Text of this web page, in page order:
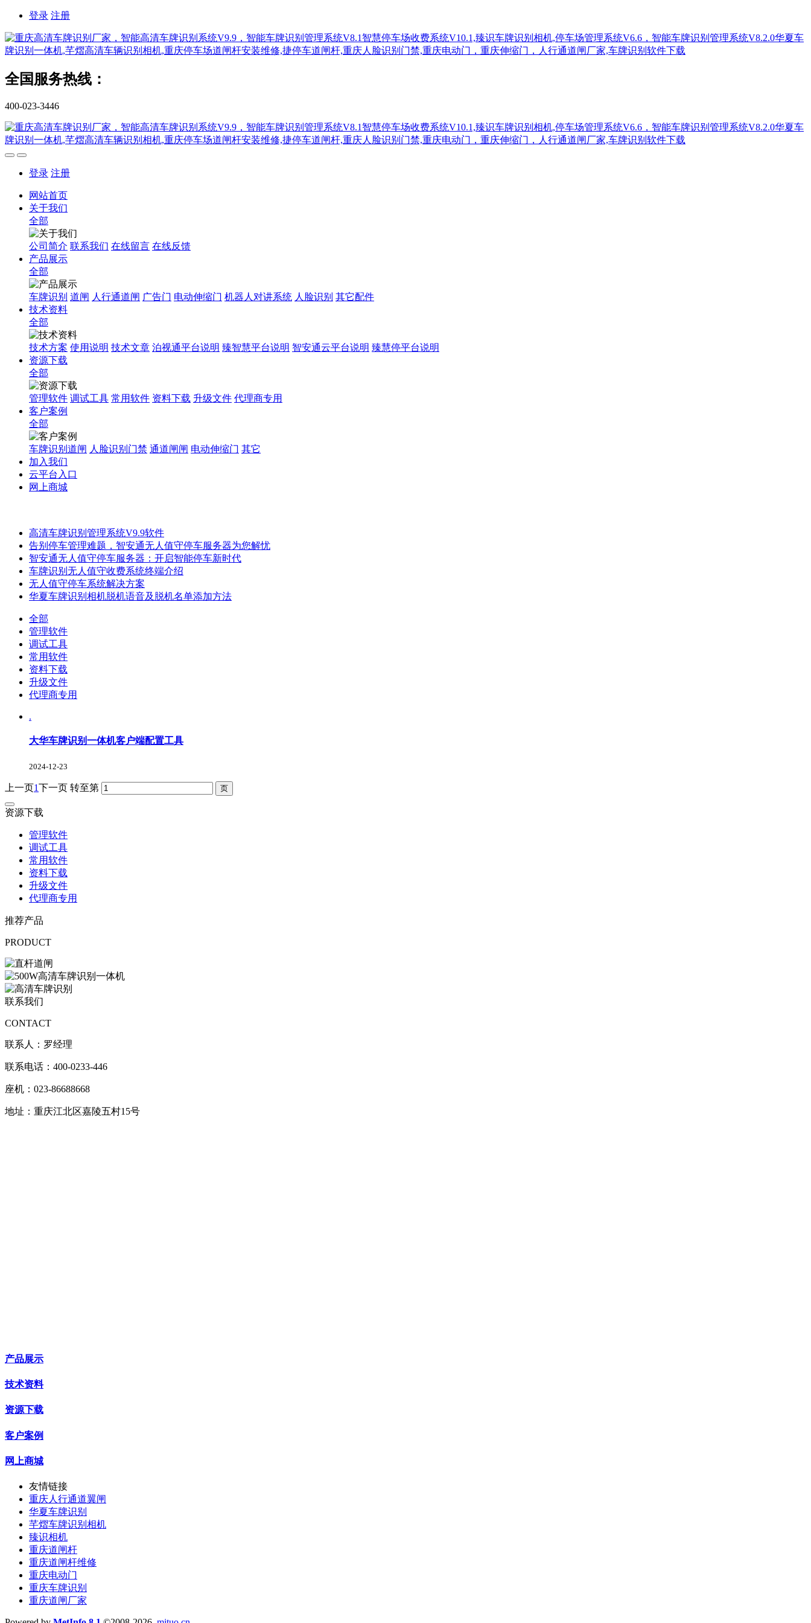
登录 注册
全国服务热线：
400-023-3446
登录 注册
网站首页
关于我们
全部
公司简介 联系我们 在线留言 在线反馈
产品展示
全部
车牌识别 道闸 人行通道闸 广告门 电动伸缩门 机器人对讲系统 人脸识别 其它配件
技术资料
全部
技术方案 使用说明 技术文章 泊视通平台说明 臻智慧平台说明 智安通云平台说明 臻慧停平台说明
资源下载
全部
管理软件 调试工具 常用软件 资料下载 升级文件 代理商专用
客户案例
全部
车牌识别道闸 人脸识别门禁 通道闸闸 电动伸缩门 其它
加入我们
云平台入口
网上商城
高清车牌识别管理系统V9.9软件
告别停车管理难题，智安通无人值守停车服务器为您解忧
智安通无人值守停车服务器：开启智能停车新时代
车牌识别无人值守收费系统终端介绍
无人值守停车系统解决方案
华夏车牌识别相机脱机语音及脱机名单添加方法
全部
管理软件
调试工具
常用软件
资料下载
升级文件
代理商专用
.
大华车牌识别一体机客户端配置工具
2024-12-23
上一页1下一页 转至第
资源下载
管理软件
调试工具
常用软件
资料下载
升级文件
代理商专用
推荐产品
PRODUCT
联系我们
CONTACT
联系人：罗经理
联系电话：400-0233-446
座机：023-86688668
地址：重庆江北区嘉陵五村15号
产品展示
技术资料
资源下载
客户案例
网上商城
友情链接
重庆人行通道翼闸
华夏车牌识别
芊熠车牌识别相机
臻识相机
重庆道闸杆
重庆道闸杆维修
重庆电动门
重庆车牌识别
重庆道闸厂家